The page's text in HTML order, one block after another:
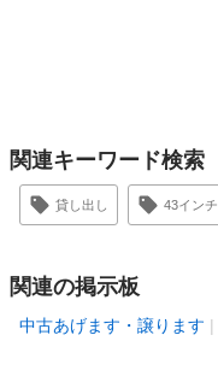
関連キーワード検索
貸し出し 43インチ
関連の掲示板
中古あげます・譲ります